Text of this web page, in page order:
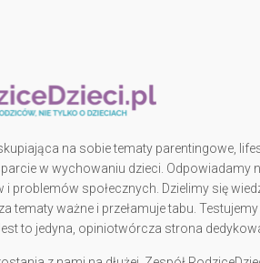
na sobie tematy parentingowe,
w wychowaniu dzieci. Odpowiadamy
problemów społecznych. Dzielimy się
tematy ważne i przełamuje tabu.
to jedyna, opiniotwórcza strona